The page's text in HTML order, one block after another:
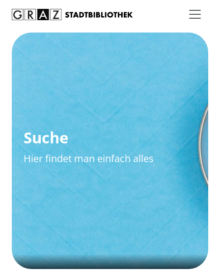
Suche
Hier findet man einfach alles